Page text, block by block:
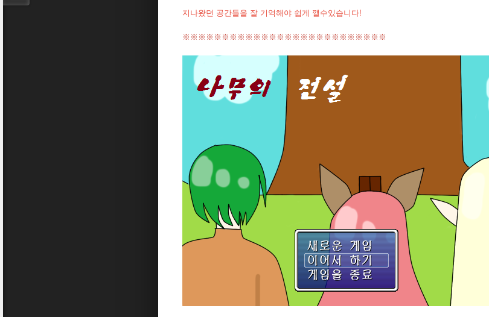
지나왔던 공간들을 잘 기억해야 쉽게 깰수있습니다!
※※※※※※※※※※※※※※※※※※※※※※※※※※